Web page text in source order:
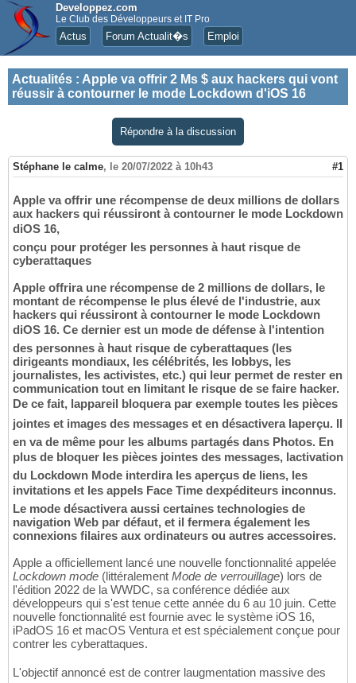
Developpez.com
Le Club des Développeurs et IT Pro
Actus Forum Actualit�s Emploi
Actualités : Apple va offrir 2 Ms $ aux hackers qui vont
réussir à contourner le mode Lockdown d'iOS 16
Répondre à la discussion
Stéphane le calme, le 20/07/2022 à 10h43 #1
Apple va offrir une récompense de deux millions de dollars
aux hackers qui réussiront à contourner le mode Lockdown
diOS 16,
conçu pour protéger les personnes à haut risque de
cyberattaques
Apple offrira une récompense de 2 millions de dollars, le
montant de récompense le plus élevé de l'industrie, aux
hackers qui réussiront à contourner le mode Lockdown
diOS 16. Ce dernier est un mode de défense à l'intention
des personnes à haut risque de cyberattaques (les
dirigeants mondiaux, les célébrités, les lobbys, les
journalistes, les activistes, etc.) qui leur permet de rester en
communication tout en limitant le risque de se faire hacker.
De ce fait, lappareil bloquera par exemple toutes les pièces
jointes et images des messages et en désactivera laperçu. Il
en va de même pour les albums partagés dans Photos. En
plus de bloquer les pièces jointes des messages, lactivation
du Lockdown Mode interdira les aperçus de liens, les
invitations et les appels Face Time dexpéditeurs inconnus.
Le mode désactivera aussi certaines technologies de
navigation Web par défaut, et il fermera également les
connexions filaires aux ordinateurs ou autres accessoires.
Apple a officiellement lancé une nouvelle fonctionnalité appelée
Lockdown mode (littéralement Mode de verrouillage) lors de
l'édition 2022 de la WWDC, sa conférence dédiée aux
développeurs qui s'est tenue cette année du 6 au 10 juin. Cette
nouvelle fonctionnalité est fournie avec le système iOS 16,
iPadOS 16 et macOS Ventura et est spécialement conçue pour
contrer les cyberattaques.
L'objectif annoncé est de contrer laugmentation massive des